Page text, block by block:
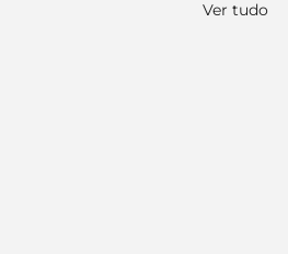
Ver tudo